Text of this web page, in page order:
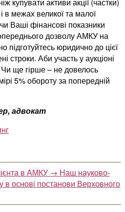
в межах великої та малої
Ваші фінансові показники
дозволу АМКУ на
підготуйтесь юридично до цієї
строки. Аби участь у аукціоні
ще гірше – не довелось
5% обороту за попередній
адвокат
в АМКУ → Наш науково-
в основі постанови Верховного